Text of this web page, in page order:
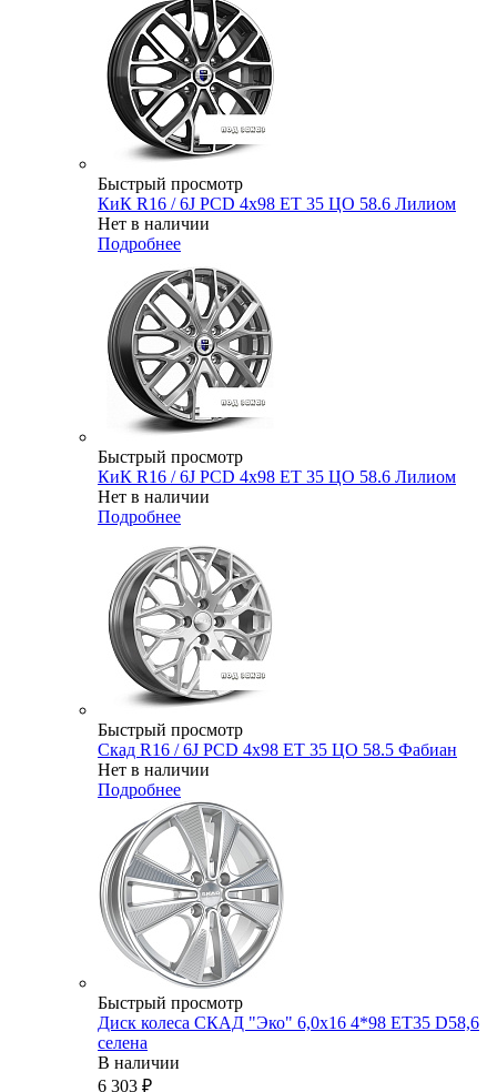
Быстрый просмотр
КиК R16 / 6J PCD 4x98 ЕТ 35 ЦО 58.6 Лилиом
Нет в наличии
Подробнее
Быстрый просмотр
КиК R16 / 6J PCD 4x98 ЕТ 35 ЦО 58.6 Лилиом
Нет в наличии
Подробнее
Быстрый просмотр
Скад R16 / 6J PCD 4x98 ЕТ 35 ЦО 58.5 Фабиан
Нет в наличии
Подробнее
Быстрый просмотр
Диск колеса СКАД "Эко" 6,0x16 4*98 ET35 D58,6
селена
В наличии
6 303 ₽